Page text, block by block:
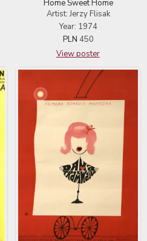
Home Sweet Home
Artist: Jerzy Flisak
Year: 1974
PLN 450
View poster